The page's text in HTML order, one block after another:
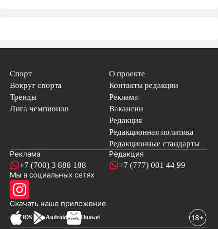
Спорт
Вокруг спорта
Тренды
Лига чемпионов
О проекте
Контакты редакции
Реклама
Вакансии
Редакция
Редакционная политика
Редакционные стандарты
Реклама
+7 (700) 3 888 188
Редакция
+7 (777) 001 44 99
Мы в социальных сетях
Скачать наше приложениеновостей
iOS Android Huawei